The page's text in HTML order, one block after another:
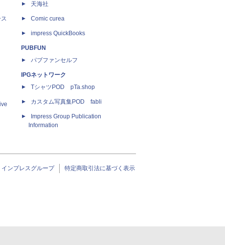
天海社
Comic curea
impress QuickBooks
PUBFUN
パブファンセルフ
IPGネットワーク
TシャツPOD pTa.shop
カスタム写真集POD fabli
Impress Group Publication
Information
インプレスグループ 特定商取引法に基づく表示